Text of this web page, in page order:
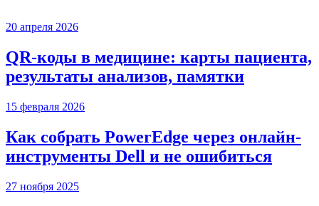
20 апреля 2026
QR-коды в медицине: карты пациента,
результаты анализов, памятки
15 февраля 2026
Как собрать PowerEdge через онлайн-
инструменты Dell и не ошибиться
27 ноября 2025